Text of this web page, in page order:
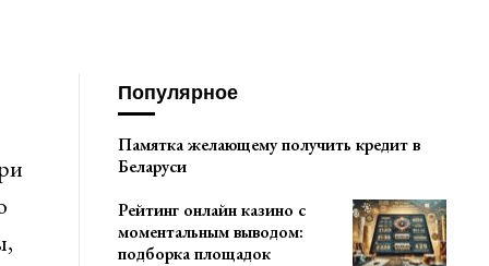
Популярное
Памятка желающему получить кредит в
Беларуси
Рейтинг онлайн казино с
моментальным выводом:
подборка площадок